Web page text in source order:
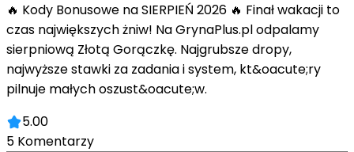
🔥 Kody Bonusowe na SIERPIEŃ 2026 🔥 Finał wakacji to
czas największych żniw! Na GrynaPlus.pl odpalamy
sierpniową Złotą Gorączkę. Najgrubsze dropy,
najwyższe stawki za zadania i system, kt&oacute;ry
pilnuje małych oszust&oacute;w.
5.00
5 Komentarzy